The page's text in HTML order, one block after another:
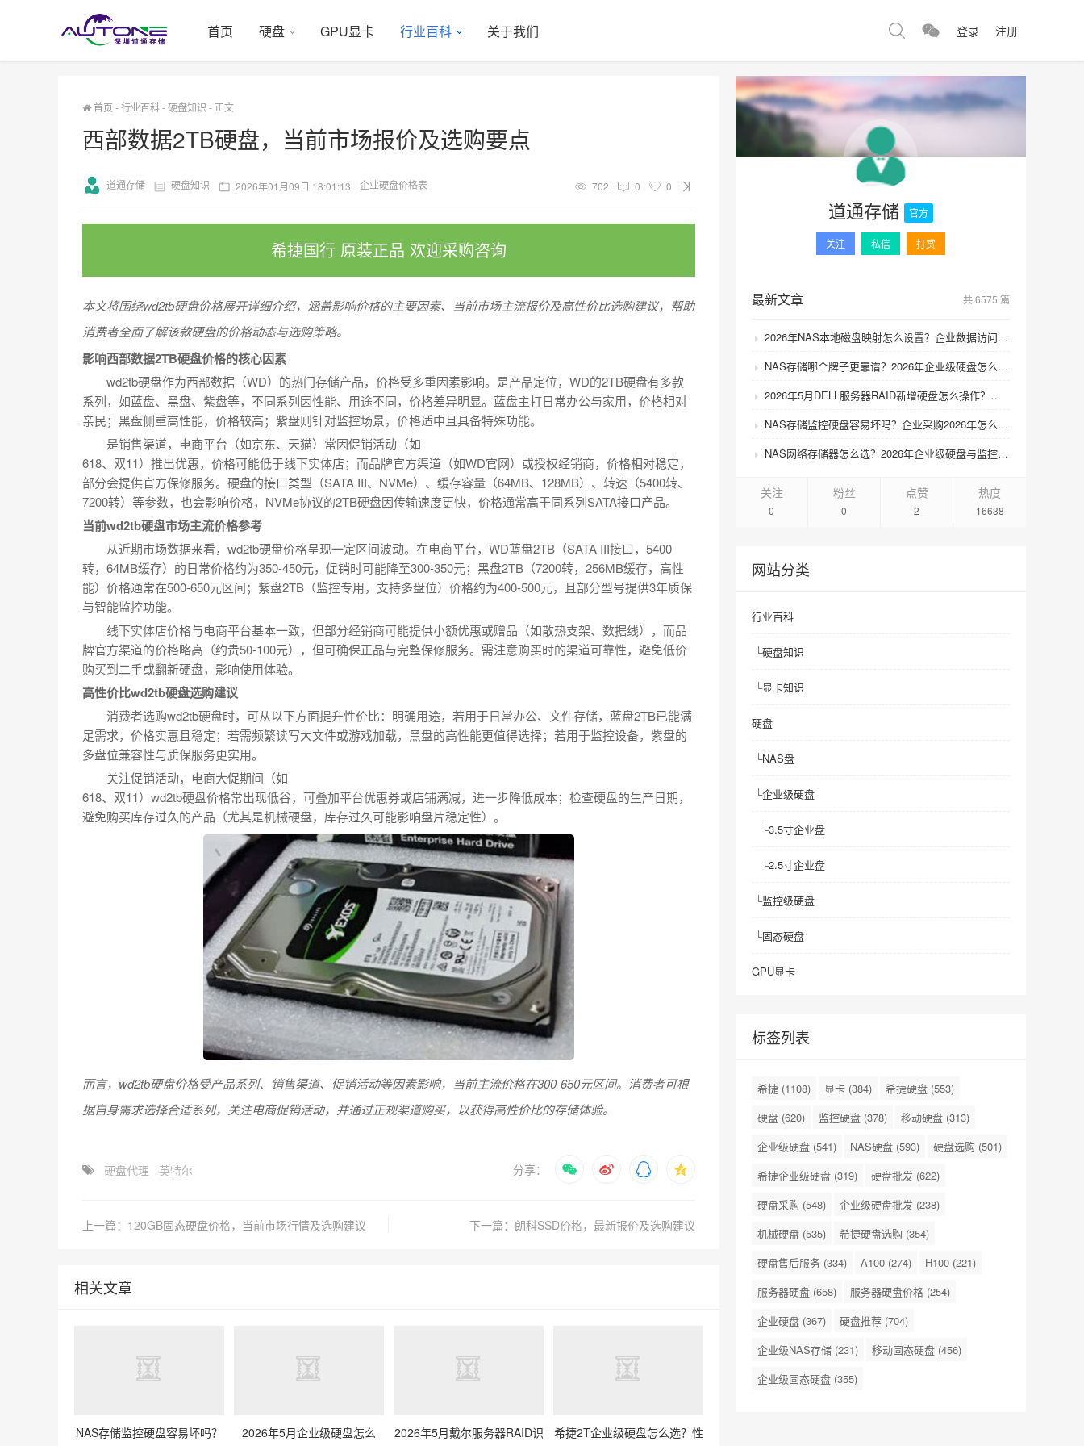
首页 硬盘 GPU显卡 行业百科 关于我们 登录 注册
首页 -行业百科-硬盘知识 - 正文
西部数据2TB硬盘，当前市场报价及选购要点
道通存储 硬盘知识 2026年01月09日 18:01:13 企业硬盘价格表 702 0 0
希捷国行 原装正品 欢迎采购咨询
本文将围绕wd2tb硬盘价格展开详细介绍，涵盖影响价格的主要因素、当前市场主流报价及高性价比选购建议，帮助
消费者全面了解该款硬盘的价格动态与选购策略。
影响西部数据2TB硬盘价格的核心因素
wd2tb硬盘作为西部数据（WD）的热门存储产品，价格受多重因素影响。是产品定位，WD的2TB硬盘有多款
系列，如蓝盘、黑盘、紫盘等，不同系列因性能、用途不同，价格差异明显。蓝盘主打日常办公与家用，价格相对
亲民；黑盘侧重高性能，价格较高；紫盘则针对监控场景，价格适中且具备特殊功能。
是销售渠道，电商平台（如京东、天猫）常因促销活动（如
618、双11）推出优惠，价格可能低于线下实体店；而品牌官方渠道（如WD官网）或授权经销商，价格相对稳定，
部分会提供官方保修服务。硬盘的接口类型（SATA III、NVMe）、缓存容量（64MB、128MB）、转速（5400转、
7200转）等参数，也会影响价格，NVMe协议的2TB硬盘因传输速度更快，价格通常高于同系列SATA接口产品。
当前wd2tb硬盘市场主流价格参考
从近期市场数据来看，wd2tb硬盘价格呈现一定区间波动。在电商平台，WD蓝盘2TB（SATA III接口，5400
转，64MB缓存）的日常价格约为350-450元，促销时可能降至300-350元；黑盘2TB（7200转，256MB缓存，高性
能）价格通常在500-650元区间；紫盘2TB（监控专用，支持多盘位）价格约为400-500元，且部分型号提供3年质保
与智能监控功能。
线下实体店价格与电商平台基本一致，但部分经销商可能提供小额优惠或赠品（如散热支架、数据线），而品
牌官方渠道的价格略高（约贵50-100元），但可确保正品与完整保修服务。需注意购买时的渠道可靠性，避免低价
购买到二手或翻新硬盘，影响使用体验。
高性价比wd2tb硬盘选购建议
消费者选购wd2tb硬盘时，可从以下方面提升性价比：明确用途，若用于日常办公、文件存储，蓝盘2TB已能满
足需求，价格实惠且稳定；若需频繁读写大文件或游戏加载，黑盘的高性能更值得选择；若用于监控设备，紫盘的
多盘位兼容性与质保服务更实用。
关注促销活动，电商大促期间（如
618、双11）wd2tb硬盘价格常出现低谷，可叠加平台优惠券或店铺满减，进一步降低成本；检查硬盘的生产日期，
避免购买库存过久的产品（尤其是机械硬盘，库存过久可能影响盘片稳定性）。
而言，wd2tb硬盘价格受产品系列、销售渠道、促销活动等因素影响，当前主流价格在300-650元区间。消费者可根
据自身需求选择合适系列，关注电商促销活动，并通过正规渠道购买，以获得高性价比的存储体验。
硬盘代理 英特尔 分享：
上一篇：120GB固态硬盘价格，当前市场行情及选购建议 下一篇：朗科SSD价格，最新报价及选购建议
相关文章
NAS存储监控硬盘容易坏吗？
2026年5月企业级硬盘怎么
2026年5月戴尔服务器RAID识
希捷2T企业级硬盘怎么选？性
道通存储 官方
关注 私信 打赏
最新文章 共 6575 篇
2026年NAS本地磁盘映射怎么设置？企业数据访问速度如何提升？
NAS存储哪个牌子更靠谱？2026年企业级硬盘怎么选才不踩坑？
2026年5月DELL服务器RAID新增硬盘怎么操作？扩容步骤与兼容性避坑指南
NAS存储监控硬盘容易坏吗？企业采购2026年怎么选才靠谱？
NAS网络存储器怎么选？2026年企业级硬盘与监控硬盘有什么区别？
关注
0
粉丝
0
点赞
2
热度
16638
网站分类
行业百科
└硬盘知识
└显卡知识
硬盘
└NAS盘
└企业级硬盘
└3.5寸企业盘
└2.5寸企业盘
└监控级硬盘
└固态硬盘
GPU显卡
标签列表
希捷 (1108) 显卡 (384) 希捷硬盘 (553)
硬盘 (620) 监控硬盘 (378) 移动硬盘 (313)
企业级硬盘 (541) NAS硬盘 (593) 硬盘选购 (501)
希捷企业级硬盘 (319) 硬盘批发 (622)
硬盘采购 (548) 企业级硬盘批发 (238)
机械硬盘 (535) 希捷硬盘选购 (354)
硬盘售后服务 (334) A100 (274) H100 (221)
服务器硬盘 (658) 服务器硬盘价格 (254)
企业硬盘 (367) 硬盘推荐 (704)
企业级NAS存储 (231) 移动固态硬盘 (456)
企业级固态硬盘 (355)